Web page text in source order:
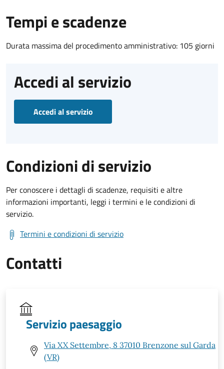
Tempi e scadenze
Durata massima del procedimento amministrativo: 105 giorni
Accedi al servizio
Accedi al servizio
Condizioni di servizio
Per conoscere i dettagli di scadenze, requisiti e altre
informazioni importanti, leggi i termini e le condizioni di
servizio.
Termini e condizioni di servizio
Contatti
Servizio paesaggio
Via XX Settembre, 8 37010 Brenzone sul Garda
(VR)